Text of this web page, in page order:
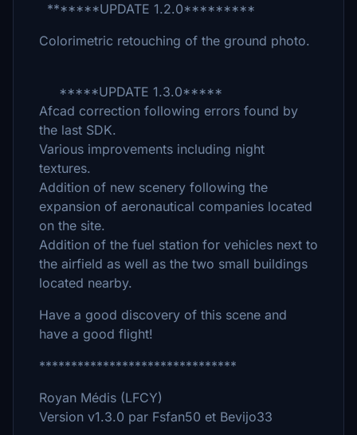
*******UPDATE 1.2.0*********
Colorimetric retouching of the ground photo.
*****UPDATE 1.3.0*****
Afcad correction following errors found by
the last SDK.
Various improvements including night
textures.
Addition of new scenery following the
expansion of aeronautical companies located
on the site.
Addition of the fuel station for vehicles next to
the airfield as well as the two small buildings
located nearby.
Have a good discovery of this scene and
have a good flight!
*******************************
Royan Médis (LFCY)
Version v1.3.0 par Fsfan50 et Bevijo33